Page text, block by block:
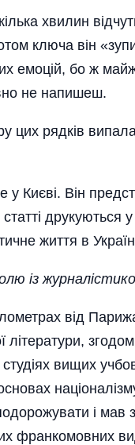
хвилин
ключа він
емоцій, бо ж
не напишеш.
цих рядків
Києві. Він
друкуються
життя в
із
від
вищих
і мав
франкомовних